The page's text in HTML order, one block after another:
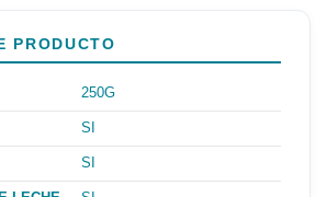
PRODUCTO
250G
SI
SI